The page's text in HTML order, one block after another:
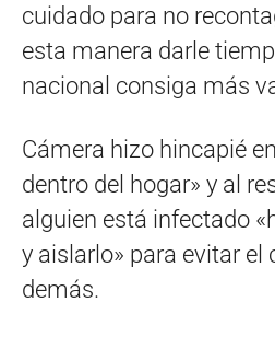
cuidado para no
esta manera darle
nacional consiga más
Cámera hizo hincapié
dentro del hogar» y al
alguien está infectado
y aislarlo» para evitar el
demás.